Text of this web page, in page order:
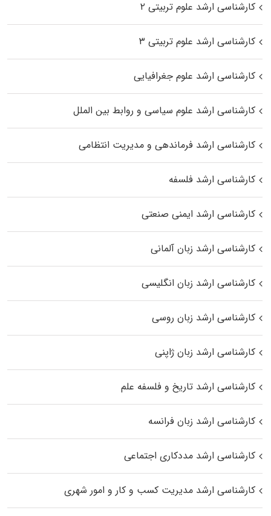
کارشناسی ارشد علوم تربیتی ۲
کارشناسی ارشد علوم تربیتی ۳
کارشناسی ارشد علوم جغرافیایی
کارشناسی ارشد علوم سیاسی و روابط بین الملل
کارشناسی ارشد فرماندهی و مدیریت انتظامی
کارشناسی ارشد فلسفه
کارشناسی ارشد ایمنی صنعتی
کارشناسی ارشد زبان آلمانی
کارشناسی ارشد زبان انگلیسی
کارشناسی ارشد زبان روسی
کارشناسی ارشد زبان ژاپنی
کارشناسی ارشد تاریخ و فلسفه علم
کارشناسی ارشد زبان فرانسه
کارشناسی ارشد مددکاری اجتماعی
کارشناسی ارشد مدیریت کسب و کار و امور شهری